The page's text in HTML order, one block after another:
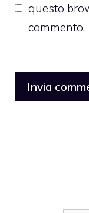
questo
commento.